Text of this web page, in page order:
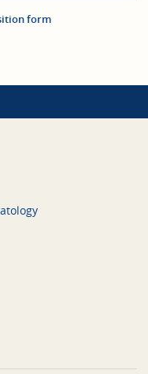
form